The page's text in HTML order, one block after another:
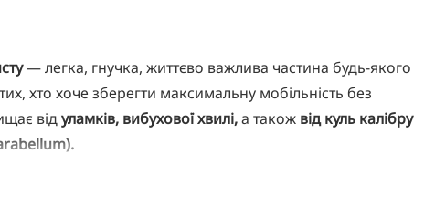
— легка, гнучка, життєво важлива частина будь-якого
хто хоче зберегти максимальну мобільність без
відуламків, вибухової хвилі,а також від куль калібру